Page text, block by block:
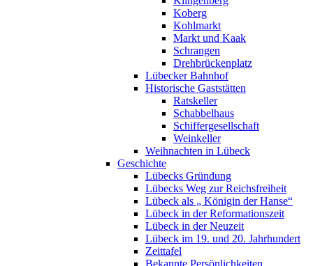
Koberg
Kohlmarkt
Markt und Kaak
Schrangen
Drehbrückenplatz
Lübecker Bahnhof
Historische Gaststätten
Ratskeller
Schabbelhaus
Schiffergesellschaft
Weinkeller
Weihnachten in Lübeck
Geschichte
Lübecks Gründung
Lübecks Weg zur Reichsfreiheit
Lübeck als „ Königin der Hanse“
Lübeck in der Reformationszeit
Lübeck in der Neuzeit
Lübeck im 19. und 20. Jahrhundert
Zeittafel
Bekannte Persönlichkeiten